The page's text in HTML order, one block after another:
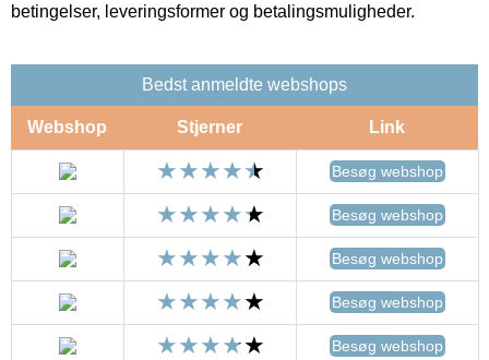
betingelser, leveringsformer og betalingsmuligheder.
Bedst anmeldte webshops
Webshop Stjerner Link
Besøg webshop
Besøg webshop
Besøg webshop
Besøg webshop
Besøg webshop